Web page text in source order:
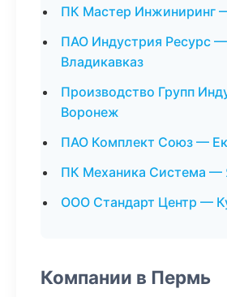
ПК Мастер Инжиниринг
ПАО Индустрия Ресурс —
Владикавказ
Производство Групп
Воронеж
ПАО Комплект Союз —
ПК Механика Система —
ООО Стандарт Центр —
Компании в Пермь